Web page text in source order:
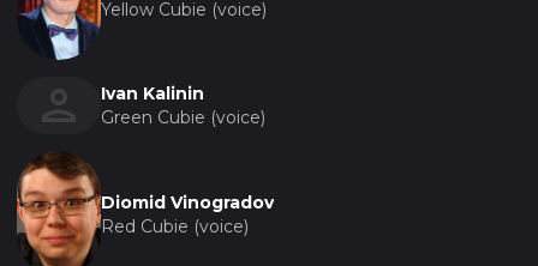
Yellow Cubie (voice)
Ivan Kalinin
Green Cubie (voice)
Diomid Vinogradov
Red Cubie (voice)